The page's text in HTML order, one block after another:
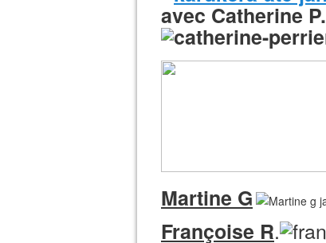
avec Catherine P.
Martine G
Françoise R.